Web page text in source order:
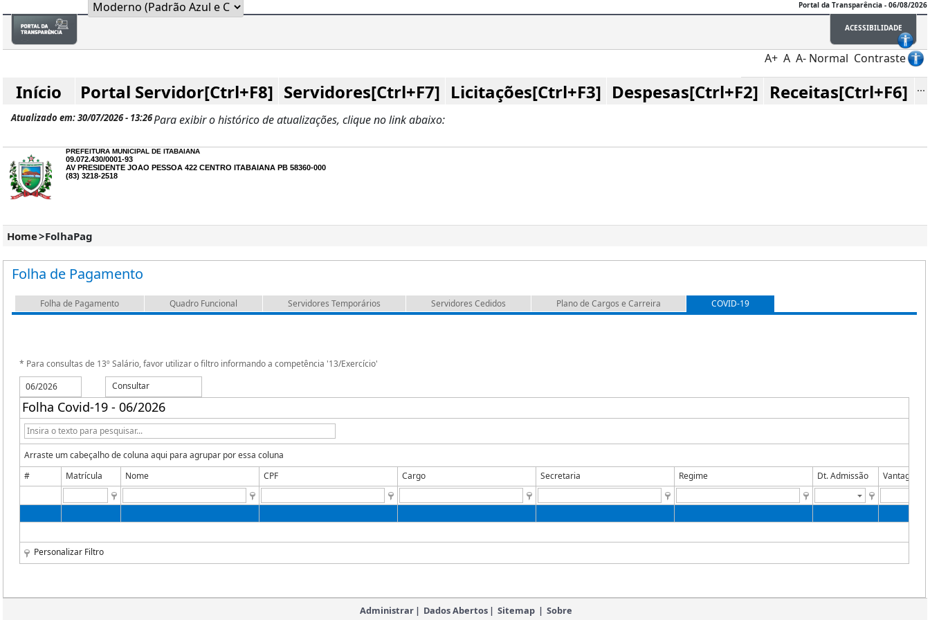
Portal da Transparência - 06/08/2026
ACESSIBILIDADE
A+ A A- Normal Contraste
Início Portal Servidor[Ctrl+F8] Servidores[Ctrl+F7] Licitações[Ctrl+F3] Despesas[Ctrl+F2] Receitas[Ctrl+F6]
Para exibir o histórico de atualizações, clique no link abaixo:
Atualizado em: 30/07/2026 - 13:26
PREFEITURA MUNICIPAL DE ITABAIANA
09.072.430/0001-93
AV PRESIDENTE JOAO PESSOA 422 CENTRO ITABAIANA PB 58360-000
(83) 3218-2518
Home>FolhaPag
Folha de Pagamento
Folha de Pagamento Quadro Funcional Servidores Temporários Servidores Cedidos Plano de Cargos e Carreira COVID-19
* Para consultas de 13º Salário, favor utilizar o filtro informando a competência '13/Exercício'
Consultar
Folha Covid-19 - 06/2026
Arraste um cabeçalho de coluna aqui para agrupar por essa coluna
#
Matrícula Nome CPF Cargo Secretaria Regime Dt. Admissão Vantagens
Personalizar Filtro
Administrar | Dados Abertos | Sitemap | Sobre